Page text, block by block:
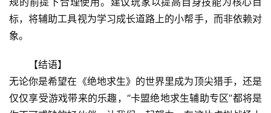
标，将辅助工具视为学习成长道路上的小帮手，而非依赖对
象。
【结语】
无论你是希望在《绝地求生》的世界里成为顶尖猎手，还是
仅仅享受游戏带来的乐趣，“卡盟绝地求生辅助专区”都将是